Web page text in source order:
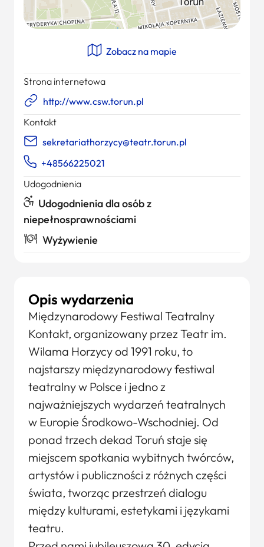
Opis wydarzenia
Międzynarodowy Festiwal Teatralny
Kontakt, organizowany przez Teatr im.
Wilama Horzycy od 1991 roku, to
najstarszy międzynarodowy festiwal
teatralny w Polsce i jedno z
najważniejszych wydarzeń teatralnych
w Europie Środkowo-Wschodniej. Od
ponad trzech dekad Toruń staje się
miejscem spotkania wybitnych twórców,
artystów i publiczności z różnych części
świata, tworząc przestrzeń dialogu
między kulturami, estetykami i językami
teatru.
Zobacz na mapie
Strona internetowa
http://www.csw.torun.pl
Kontakt
sekretariathorzycy@teatr.torun.pl
+48566225021
Udogodnienia
Udogodnienia dla osób z
niepełnosprawnościami
Wyżywienie